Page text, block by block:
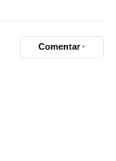
Comentar ·